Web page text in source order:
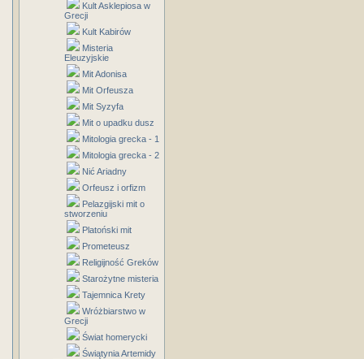
Kult Asklepiosa w
Grecji
Kult Kabirów
Misteria
Eleuzyjskie
Mit Adonisa
Mit Orfeusza
Mit Syzyfa
Mit o upadku dusz
Mitologia grecka - 1
Mitologia grecka - 2
Nić Ariadny
Orfeusz i orfizm
Pelazgijski mit o
stworzeniu
Platoński mit
Prometeusz
Religijność Greków
Starożytne misteria
Tajemnica Krety
Wróżbiarstwo w
Grecji
Świat homerycki
Świątynia Artemidy